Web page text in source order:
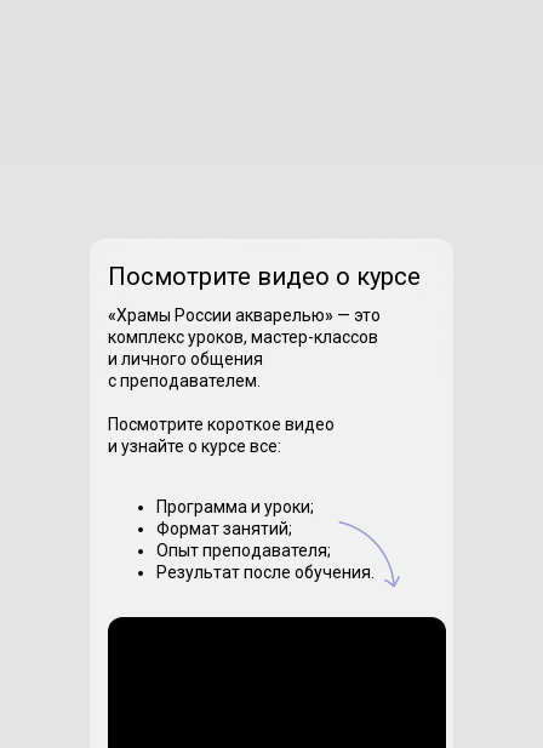
Посмотрите видео о курсе
«Храмы России акварелью» — это
комплекс уроков, мастер-классов
и личного общения
с преподавателем.
Посмотрите короткое видео
и узнайте о курсе все:
Программа и уроки;
Формат занятий;
Опыт преподавателя;
Результат после обучения.